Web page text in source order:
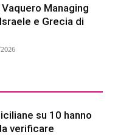
Managing
e Grecia di
su 10 hanno
verificare